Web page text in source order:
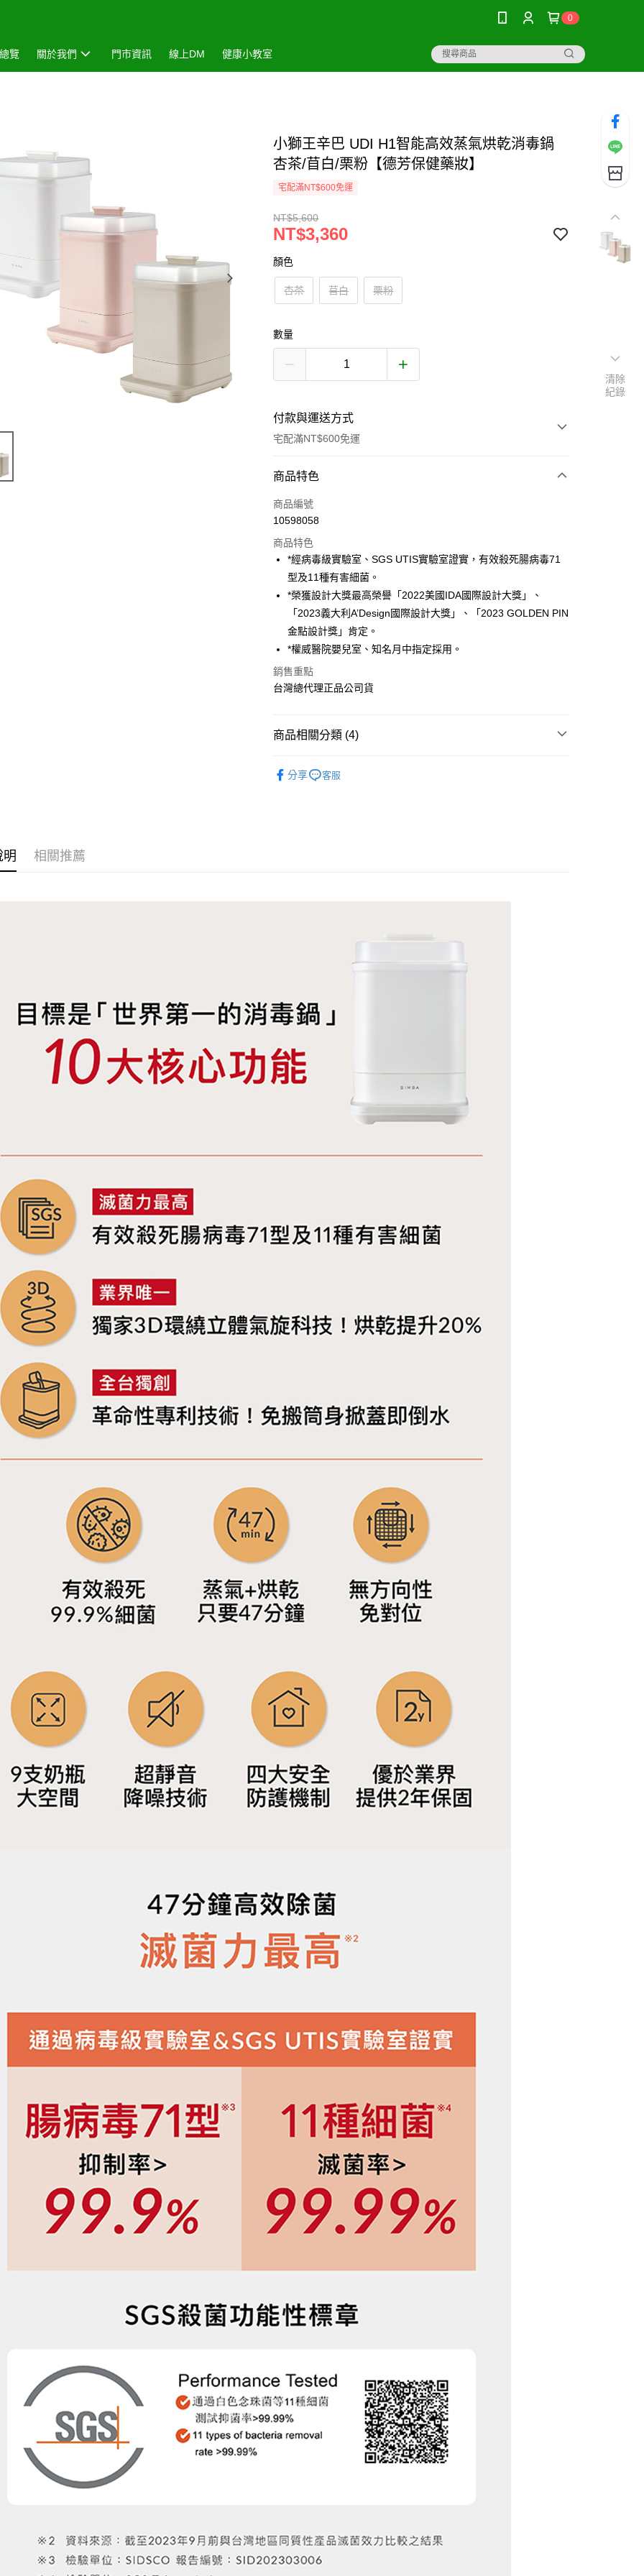
0
覽 關於我們 門市資訊 線上DM 健康小教室
小獅王辛巴 UDI H1智能高效蒸氣烘乾消毒鍋
杏茶/苜白/栗粉【德芳保健藥妝】
宅配滿NT$600免運
NT$5,600
NT$3,360
顏色
杏茶 苜白 栗粉
數量
付款與運送方式
宅配滿NT$600免運
付款方式
信用卡一次付款
運送方式
宅配
每筆NT$80，滿NT$600(含以上)免運費
付款後門市自取
商品特色
商品編號
10598058
商品特色
*經病毒級實驗室、SGS UTIS實驗室證實，有效殺死腸病毒71
型及11種有害細菌。
*榮獲設計大獎最高榮譽「2022美國IDA國際設計大獎」、
「2023義大利A’Design國際設計大獎」、「2023 GOLDEN PIN
金點設計獎」肯定。
*權威醫院嬰兒室、知名月中指定採用。
銷售重點
台灣總代理正品公司貨
商品相關分類 (4)
分享 客服
明 相關推薦
清除
紀錄